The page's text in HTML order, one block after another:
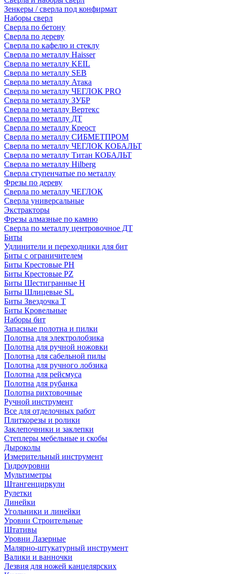
Зенкеры / сверла под конфирмат
Наборы сверл
Сверла по бетону
Сверла по дереву
Сверла по кафелю и стеклу
Сверла по металлу Haisser
Сверла по металлу KEIL
Сверла по металлу SEB
Сверла по металлу Атака
Сверла по металлу ЧЕГЛОК PRO
Сверла по металлу ЗУБР
Сверла по металлу Вертекс
Сверла по металлу ДТ
Сверла по металлу Креост
Сверла по металлу СИБМЕТПРОМ
Сверла по металлу ЧЕГЛОК КОБАЛЬТ
Сверла по металлу Титан КОБАЛЬТ
Сверла по металлу Hilberg
Сверла ступенчатые по металлу
Фрезы по дереву
Сверла по металлу ЧЕГЛОК
Сверла универсальные
Экстракторы
Фрезы алмазные по камню
Сверла по металлу центровочное ДТ
Биты
Удлинители и переходники для бит
Биты с ограничителем
Биты Крестовые PH
Биты Крестовые PZ
Биты Шестигранные H
Биты Шлицевые SL
Биты Звездочка T
Биты Кровельные
Наборы бит
Запасные полотна и пилки
Полотна для электролобзика
Полотна для ручной ножовки
Полотна для сабельной пилы
Полотна для ручного лобзика
Полотна для рейсмуса
Полотна для рубанка
Полотна рихтовочные
Ручной инструмент
Все для отделочных работ
Плиткорезы и ролики
Заклепочники и заклепки
Степлеры мебельные и скобы
Дыроколы
Измерительный инструмент
Гидроуровни
Мультиметры
Штангенциркули
Рулетки
Линейки
Угольники и линейки
Уровни Строительные
Штативы
Уровни Лазерные
Малярно-штукатурный инструмент
Валики и ванночки
Лезвия для ножей канцелярских